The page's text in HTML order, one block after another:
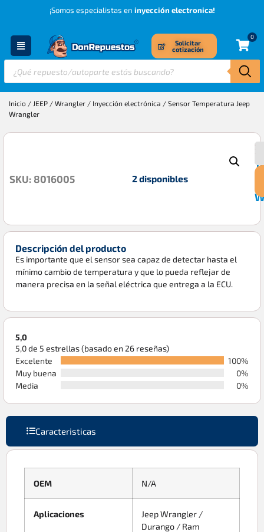
¡Somos especialistas en inyección electronica!
Solicitar
cotización
0
Inicio / JEEP / Wrangler / Inyección electrónica / Sensor Temperatura Jeep
Wrangler
SKU: 8016005 2 disponibles
Descripción del producto
Es importante que el sensor sea capaz de detectar hasta el
mínimo cambio de temperatura y que lo pueda reflejar de
manera precisa en la señal eléctrica que entrega a la ECU.
5,0
5,0 de 5 estrellas (basado en 26 reseñas)
Excelente
100%
Muy buena
0%
Media
0%
Caracteristicas
OEM N/A
Aplicaciones
Jeep Wrangler /
Durango / Ram